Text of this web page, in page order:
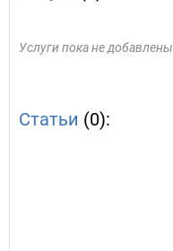
Услуги пока не добавлены
Статьи (0):